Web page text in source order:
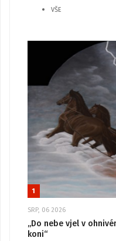
VŠE
1
SRP, 06 2026
„Do nebe vjel v
koni“